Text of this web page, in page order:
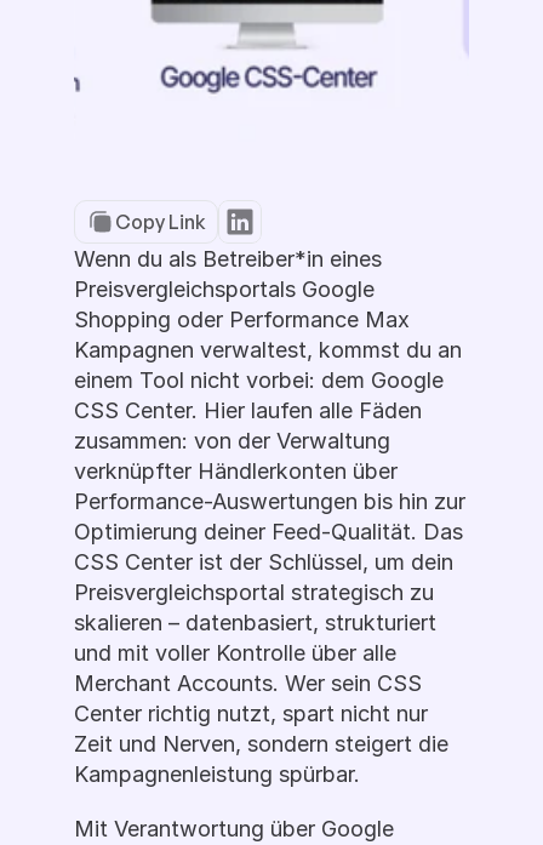
Copy Link
Wenn du als Betreiber*in eines
Preisvergleichsportals Google
Shopping oder Performance Max
Kampagnen verwaltest, kommst du an
einem Tool nicht vorbei: dem Google
CSS Center. Hier laufen alle Fäden
zusammen: von der Verwaltung
verknüpfter Händlerkonten über
Performance-Auswertungen bis hin zur
Optimierung deiner Feed-Qualität. Das
CSS Center ist der Schlüssel, um dein
Preisvergleichsportal strategisch zu
skalieren – datenbasiert, strukturiert
und mit voller Kontrolle über alle
Merchant Accounts. Wer sein CSS
Center richtig nutzt, spart nicht nur
Zeit und Nerven, sondern steigert die
Kampagnenleistung spürbar.
Mit Verantwortung über Google